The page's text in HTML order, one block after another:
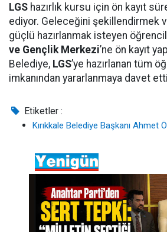
LGS hazırlık kursu için ön kayıt
ediyor. Geleceğini şekillendirmek
güçlü hazırlanmak isteyen
ve Gençlik Merkezi’ne ön kayıt
Belediye, LGS’ye hazırlanan tüm
imkanından yararlanmaya davet
Etiketler :
Kırıkkale Belediye Başkanı Ahmet